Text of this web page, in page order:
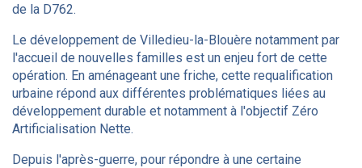
de la D762.
Le développement de Villedieu-la-Blouère notamment par
l'accueil de nouvelles familles est un enjeu fort de cette
opération. En aménageant une friche, cette requalification
urbaine répond aux différentes problématiques liées au
développement durable et notamment à l'objectif Zéro
Artificialisation Nette.
Depuis l'après-guerre, pour répondre à une certaine